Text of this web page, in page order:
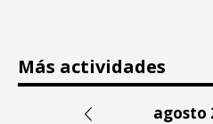
Más actividades
agosto